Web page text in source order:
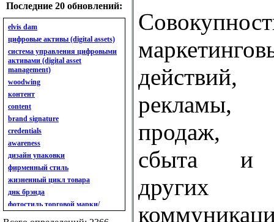
анализ бизнес-портфеля
анализ имиджа
анализ кластерный
анализ конкурентов
анализ кросс-культурных
особенностей
анализ мак кинси «7s»
анализ макросистемы
анализ маркетинговый
анализ рынка
анализ ситуационный
анализ экспертный
индивидуальный
анкета
ассортимент
ассортимент товарный.
планирование товарного
ассортимента
ассортимент. глубина
Последние 20 обновлений:
elvis dam
цифровые активы (digital assets)
система управления цифровыми
активами (digital asset
management)
woodwing
контент
content
brand signature
credentials
awareness
дизайн упаковки
фирменный стиль
жизненный цикл товара
днк брэнда
фотостиль торговой марки/
линейки продукции
продаж,
сбыта и
других